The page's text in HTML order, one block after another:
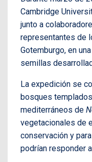
Cambridge
junto a
representantes de
Gotemburgo, en
semillas
La expedición se
bosques
mediterráneos de
vegetacionales de
conservación y
podrían responder